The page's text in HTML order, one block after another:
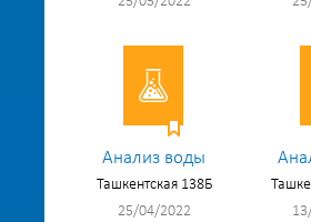
Анализ воды
Ташкентская 138Б
25/04/2022